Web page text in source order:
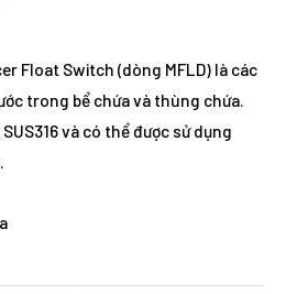
Float Switch (dòng MFLD) là các
trong bể chứa và thùng chứa.
và có thể được sử dụng